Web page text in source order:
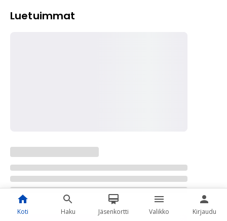
Luetuimmat
Koti Haku Jäsenkortti Valikko Kirjaudu